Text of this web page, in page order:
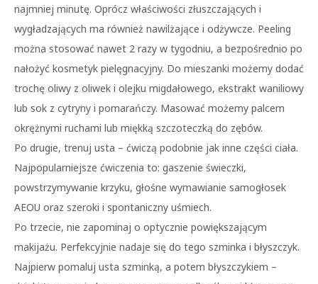
najmniej minutę. Oprócz właściwości złuszczających i
wygładzających ma również nawilżające i odżywcze. Peeling
można stosować nawet 2 razy w tygodniu, a bezpośrednio po
nałożyć kosmetyk pielęgnacyjny. Do mieszanki możemy dodać
trochę oliwy z oliwek i olejku migdałowego, ekstrakt waniliowy
lub sok z cytryny i pomarańczy. Masować możemy palcem
okrężnymi ruchami lub miękką szczoteczką do zębów.
Po drugie, trenuj usta – ćwiczą podobnie jak inne części ciała.
Najpopularniejsze ćwiczenia to: gaszenie świeczki,
powstrzymywanie krzyku, głośne wymawianie samogłosek
AEOU oraz szeroki i spontaniczny uśmiech.
Po trzecie, nie zapominaj o optycznie powiększającym
makijażu. Perfekcyjnie nadaje się do tego szminka i błyszczyk.
Najpierw pomaluj usta szminką, a potem błyszczykiem –